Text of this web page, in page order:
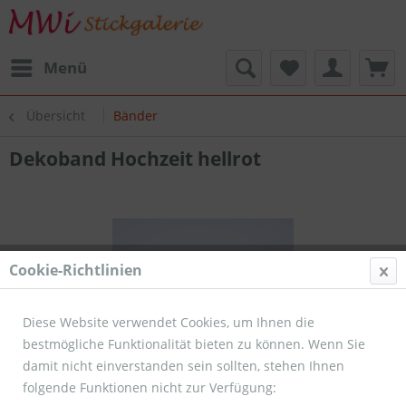
Menü
Übersicht Bänder
Dekoband Hochzeit hellrot
Cookie-Richtlinien
Diese Website verwendet Cookies, um Ihnen die
bestmögliche Funktionalität bieten zu können. Wenn Sie
damit nicht einverstanden sein sollten, stehen Ihnen
folgende Funktionen nicht zur Verfügung: